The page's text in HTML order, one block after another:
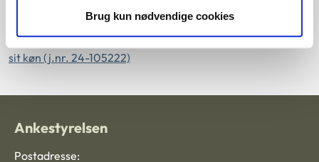
Brug kun nødvendige cookies
påvist faktiske omstændigheder (j.nr. 24-99711)
En mand var ikke blevet bortvist fra sin stilling på grund af
sit køn (j.nr. 24-105222)
Ankestyrelsen
Postadresse: